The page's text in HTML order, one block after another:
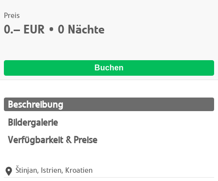
Preis
0.– EUR • 0 Nächte
Buchen
Beschreibung
Bildergalerie
Verfügbarkeit & Preise
Štinjan, Istrien, Kroatien